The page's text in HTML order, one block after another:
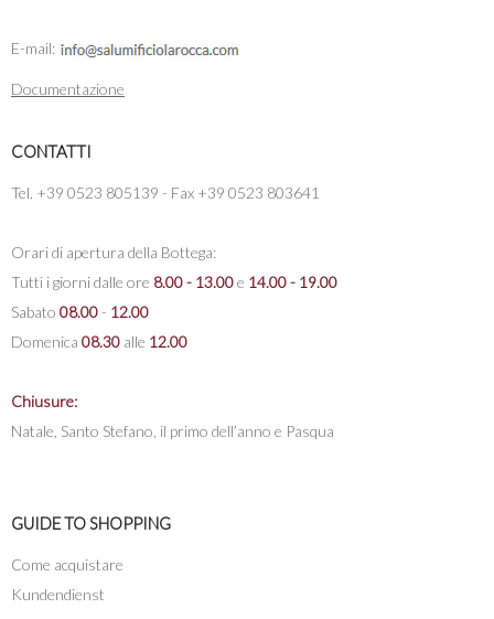
E-mail:
Documentazione
CONTATTI
Tel. +39 0523 805139 - Fax +39 0523 803641
Orari di apertura della Bottega:
Tutti i giorni dalle ore 8.00 - 13.00e 14.00 - 19.00
Sabato 08.00- 12.00
Domenica 08.30 alle 12.00
Chiusure:
Natale, Santo Stefano, il primo dell’anno e Pasqua
GUIDE TO SHOPPING
Come acquistare
Kundendienst